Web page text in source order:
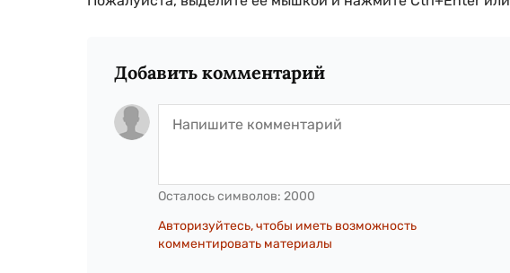
Добавить комментарий
Осталось символов: 2000
Авторизуйтесь, чтобы иметь возможность
комментировать материалы